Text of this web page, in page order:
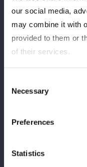
our social media,
may combine it with
provided to them or
of their services.
Selection
Necessary
Preferences
Statistics